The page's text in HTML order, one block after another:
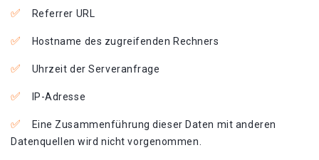
Referrer URL
Hostname des zugreifenden Rechners
Uhrzeit der Serveranfrage
IP-Adresse
Eine Zusammenführung dieser Daten mit anderen
Datenquellen wird nicht vorgenommen.